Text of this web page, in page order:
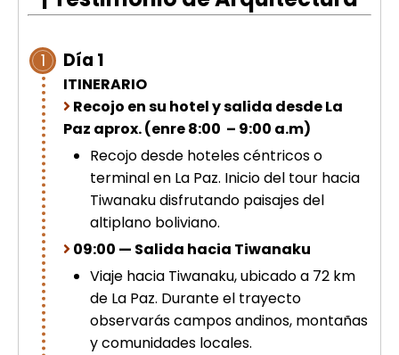
picchu
Tour de lujo Cusco 8 dias
Machupicchu + Hotel 4*
Puerta del Sol & Bolivia
Tour Uros Taquile 1 día | Salidas
desde Puno
1 Día 1
ITINERARIO
Recojo en su hotel y salida desde La
Paz aprox. (enre 8:00 – 9:00 a.m)
Recojo desde hoteles céntricos o
terminal en La Paz. Inicio del tour hacia
Tiwanaku disfrutando paisajes del
altiplano boliviano.
09:00 — Salida hacia Tiwanaku
Viaje hacia Tiwanaku, ubicado a 72 km
de La Paz. Durante el trayecto
observarás campos andinos, montañas
y comunidades locales.